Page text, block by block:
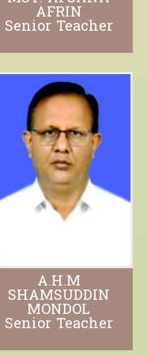
AFRIN
Senior Teacher
A.H.M
SHAMSUDDIN
MONDOL
Senior Teacher